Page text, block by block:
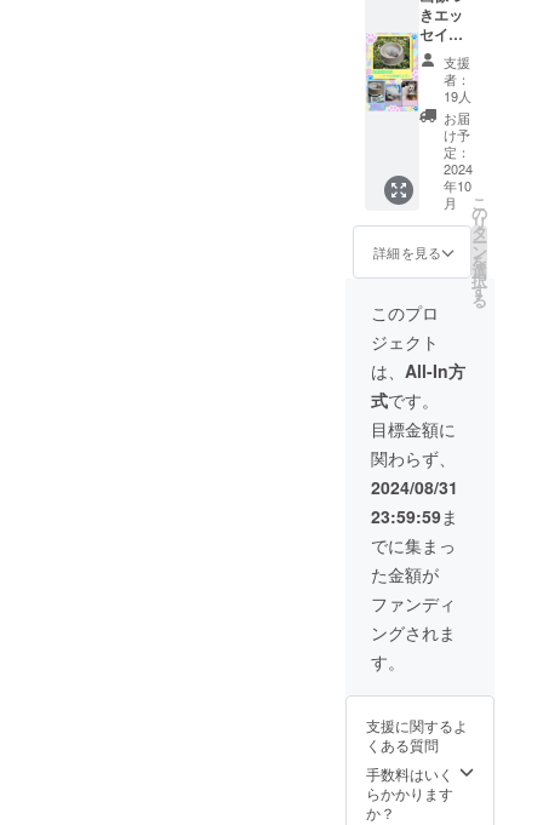
に限り
があ
り、５
セット
限定で
す。
きエッ
セイ
「保護
猫物
語」。
作者が
2023年
に経験
した、
仔猫が
仔猫を
産んだ
珍事の
記録。
い猫の
母子の
可愛い
画像が
満載の
１冊で
す。 サ
イズ：
Ａ５
ページ
数：１
４０
ページ
表紙・
裏表
紙：フ
ルカ
ラー印
像）：
ラー印
刷 ※紙
製ファ
イル２
支援
者：
19人
お届
け予
定：
2024
年10
月
詳細を見る
こ
の
リ
タ
ー
ン
を
選
択
す
る
このプロ
ジェクト
は、 All-In方
式です。
目標金額に
関わらず、
2024/08/31
23:59:59ま
でに集まっ
た金額が
ファンディ
ングされま
す。
支援に関するよ
くある質問
手数料はいく
らかかります
か？